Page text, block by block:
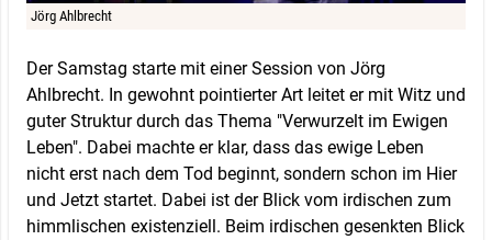
Jörg Ahlbrecht
Der Samstag starte mit einer Session von Jörg
Ahlbrecht. In gewohnt pointierter Art leitet er mit Witz und
guter Struktur durch das Thema "Verwurzelt im Ewigen
Leben". Dabei machte er klar, dass das ewige Leben
nicht erst nach dem Tod beginnt, sondern schon im Hier
und Jetzt startet. Dabei ist der Blick vom irdischen zum
himmlischen existenziell. Beim irdischen gesenkten Blick